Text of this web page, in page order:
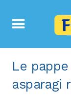
Le
asparagi